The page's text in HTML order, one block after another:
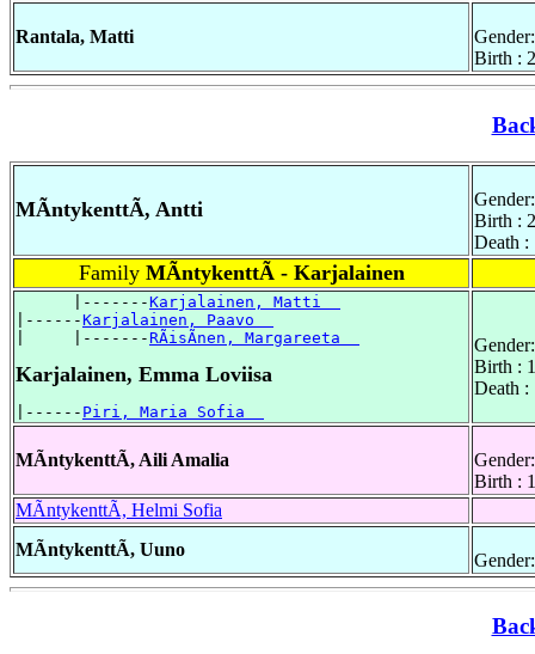
Rantala, Matti
Birth :
MÃntykenttÃ, Antti
Birth :
Death :
Family MÃntykenttÃ - Karjalainen
      |-------
Karjalainen, Matti
|------Karjalainen, Paavo
|     |-------RÃisÃnen, Margareeta
Karjalainen, Emma Loviisa
|------ Piri, Maria Sofia
Birth :
Death :
MÃntykenttÃ, Aili Amalia
Birth :
MÃntykenttÃ, Helmi Sofia
MÃntykenttÃ, Uuno